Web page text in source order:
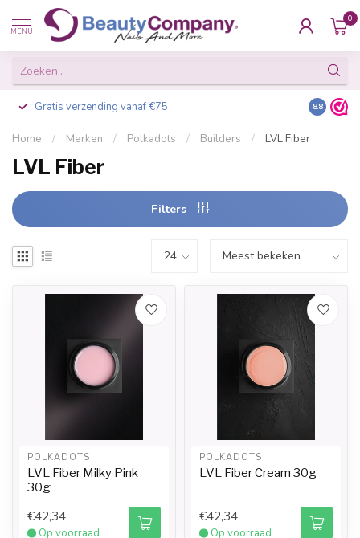
MENU
0
Gratis verzending vanaf €75 Besteld
8.8
Home / Merken / Polkadots / Builders / LVL Fiber
LVL Fiber
Filters
POLKADOTS
LVL Fiber Milky Pink
30g
€42,34
Op voorraad
POLKADOTS
LVL Fiber Cream 30g
€42,34
Op voorraad